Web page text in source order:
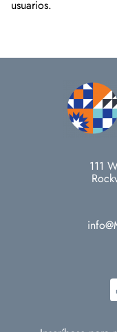
usuarios.
111